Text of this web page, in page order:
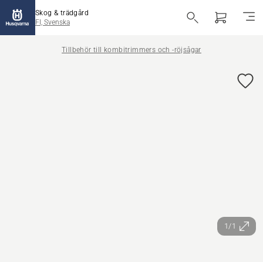
Skog & trädgård
FI, Svenska
Tillbehör till kombitrimmers och -röjsågar
1/1